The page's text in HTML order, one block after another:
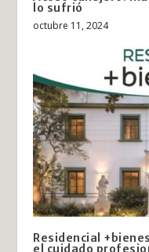
lo sufrió
octubre 11, 2024
Residencial